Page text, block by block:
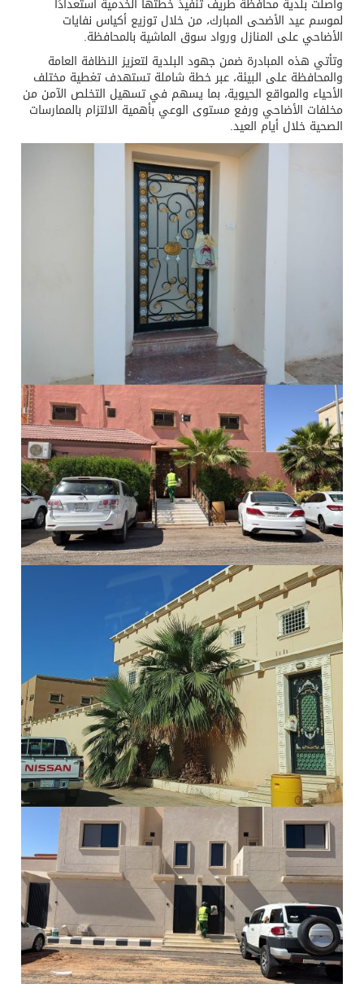
لموسم ‎عيد الأضحى المبارك، من خلال توزيع أكياس نفايات
الأضاحي على المنازل ورواد سوق الماشية بالمحافظة.
وتأتي هذه المبادرة ضمن جهود البلدية لتعزيز النظافة العامة
والمحافظة على البيئة، عبر خطة شاملة تستهدف تغطية مختلف
الأحياء والمواقع الحيوية، بما يسهم في تسهيل التخلص الآمن من
مخلفات الأضاحي ورفع مستوى الوعي بأهمية الالتزام بالممارسات
الصحية خلال أيام العيد.